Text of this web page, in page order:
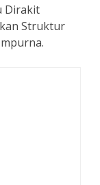
Dirakit
Struktur